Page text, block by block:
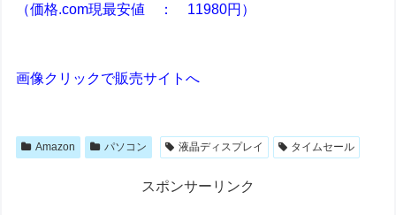
（価格.com現最安値 ： 11980円）
画像クリックで販売サイトへ
Amazon パソコン 液晶ディスプレイ タイムセール
スポンサーリンク